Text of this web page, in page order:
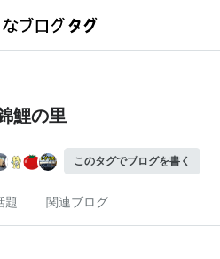
鯉の里
このタグでブログを書く
題 関連ブログ